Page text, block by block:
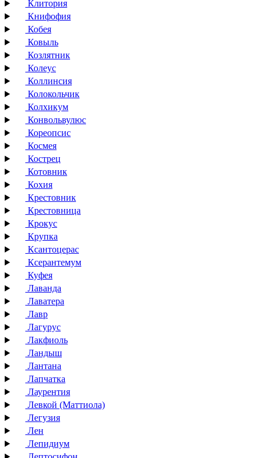
Клитория
Книфофия
Кобея
Ковыль
Козлятник
Колеус
Коллинсия
Колокольчик
Колхикум
Конвольвулюс
Кореопсис
Космея
Кострец
Котовник
Кохия
Крестовник
Крестовница
Крокус
Крупка
Ксантоцерас
Ксерантемум
Куфея
Лаванда
Лаватера
Лавр
Лагурус
Лакфиоль
Ландыш
Лантана
Лапчатка
Лаурентия
Левкой (Маттиола)
Легузия
Лен
Лепидиум